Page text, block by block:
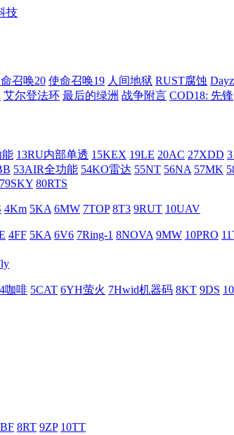
召唤20 使命召唤19 人间地狱 RUST腐蚀 Dayz
艾尔登法环 最后的绿洲 战争附言 COD18: 先锋
能 13RU内部单透 15KEX 19LE 20AC 27XDD
53AIR全功能 54KO雷达 55NT 56NA 57MK
79SKY 80RTS
4Km 5KA 6MW 7TOP 8T3 9RUT 10UAV
4FF 5KA 6V6 7Ring-1 8NOVA 9MW 10PRO
4咖啡 5CAT 6YH萤火 7Hwid机器码 8KT 9DS
8RT 9ZP 10TT